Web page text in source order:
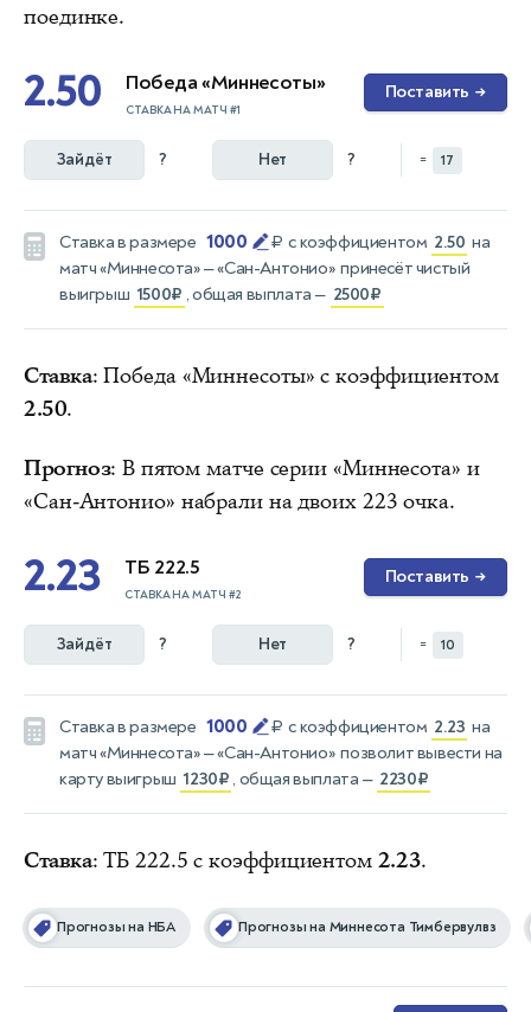
поединке.
2.50 Победа «Миннесоты»
СТАВКА НА МАТЧ #1
Поставить →
Зайдёт ? Нет ? = 17
Ставка в размере 1000 ₽ с коэффициентом 2.50 на
матч«Миннесота» — «Сан-Антонио» принесёт чистый
выигрыш 1500₽ , общая выплата — 2500₽
Ставка: Победа «Миннесоты» с коэффициентом
2.50.
Прогноз: В пятом матче серии «Миннесота» и
«Сан-Антонио» набрали на двоих 223 очка.
2.23 ТБ 222.5
СТАВКА НА МАТЧ #2
Поставить →
Зайдёт ? Нет ? = 10
Ставка в размере 1000 ₽ с коэффициентом 2.23 на
матч«Миннесота» — «Сан-Антонио» позволит вывести на
карту выигрыш 1230₽ , общая выплата — 2230₽
Ставка: ТБ 222.5 с коэффициентом 2.23.
Прогнозы на НБА Прогнозы на Миннесота Тимбервулвз